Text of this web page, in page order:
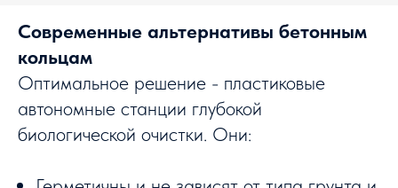
Современные альтернативы бетонным
кольцам
Оптимальное решение - пластиковые
автономные станции глубокой
биологической очистки. Они: